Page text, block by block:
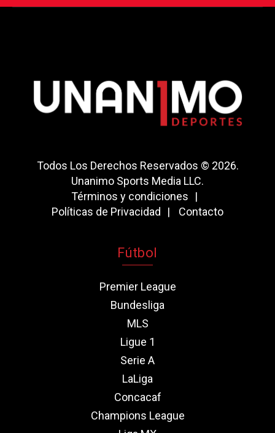
Todos Los Derechos Reservados © 2026.
Unanimo Sports Media LLC.
Términos y condiciones
Políticas de Privacidad
Contacto
Fútbol
Premier League
Bundesliga
MLS
Ligue 1
Serie A
LaLiga
Concacaf
Champions League